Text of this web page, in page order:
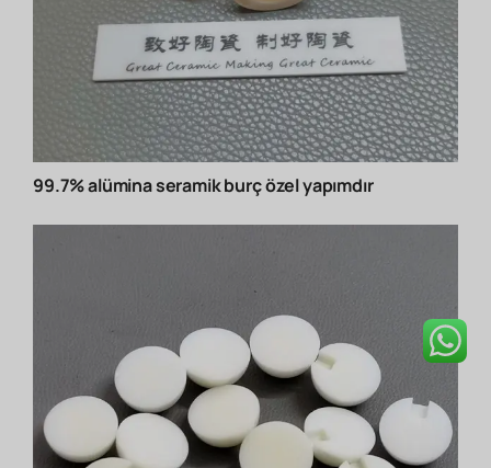
99.7% alümina seramik burç özel yapımdır